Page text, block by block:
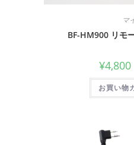
マ
BF-HM900 リモ
¥4,800
お買い物